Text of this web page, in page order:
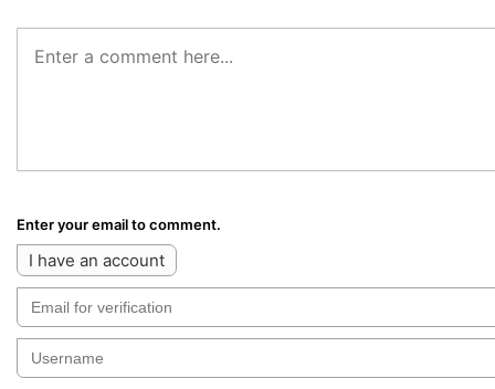
Enter your email to comment.
I have an account